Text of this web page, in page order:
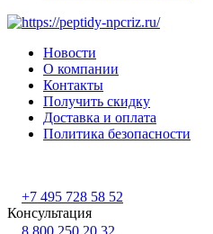
Новости
О компании
Контакты
Получить скидку
Доставка и оплата
Политика безопасности
+7 495 728 58 52
Консультация
8 800 250 20 32